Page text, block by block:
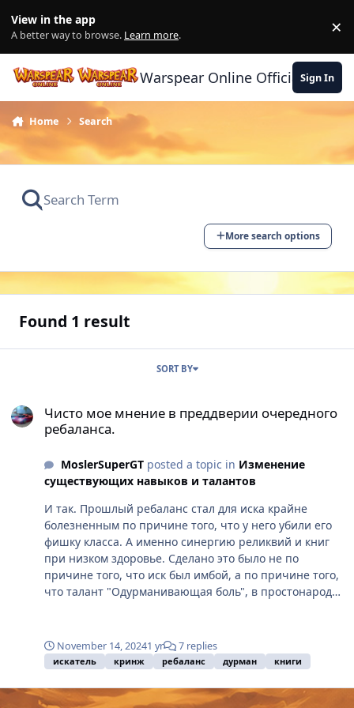
View in the app
A better way to browse. Learn more. ×
Warspear Online Official Forum
Sign In
Home Search
More search options
Found 1 result
SORT BY
Чисто мое мнение в преддверии очередного
ребаланса.
MoslerSuperGTposted a topic in Изменение
существующих навыков и талантов
И так. Прошлый ребаланс стал для иска крайне
болезненным по причине того, что у него убили его
фишку класса. А именно синергию реликвий и книг
при низком здоровье. Сделано это было не по
причине того, что иск был имбой, а по причине того,
что талант "Одурманивающая боль", в простонародье
книги следующего характера: Но с чего вдруг
разработчики посчитали правильным резать КЛАСС
из-за его синергий с крайне дорогими книгами,
вместо того, чтобы найти какой-то компромисс?
November 14, 20241 yr 7 replies
искатель кринж ребаланс дурман книги